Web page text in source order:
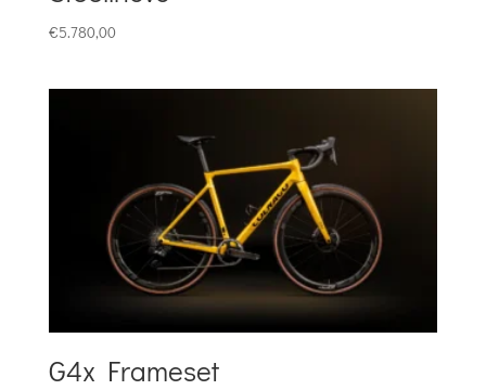
€5.780,00
G4x Frameset